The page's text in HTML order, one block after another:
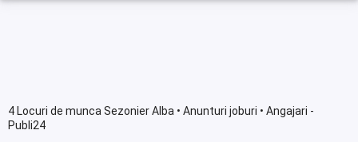
4 Locuri de munca Sezonier Alba • Anunturi joburi • Angajari -
Publi24